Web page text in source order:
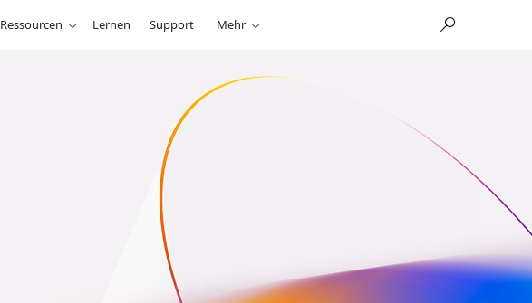
Ressourcen Lernen Support Mehr